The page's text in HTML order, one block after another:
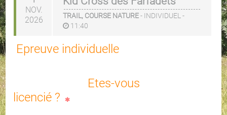
NOV.
2026
TRAIL, COURSE NATURE - INDIVIDUEL -
11:40
Epreuve individuelle
Etes-vous
licencié ?